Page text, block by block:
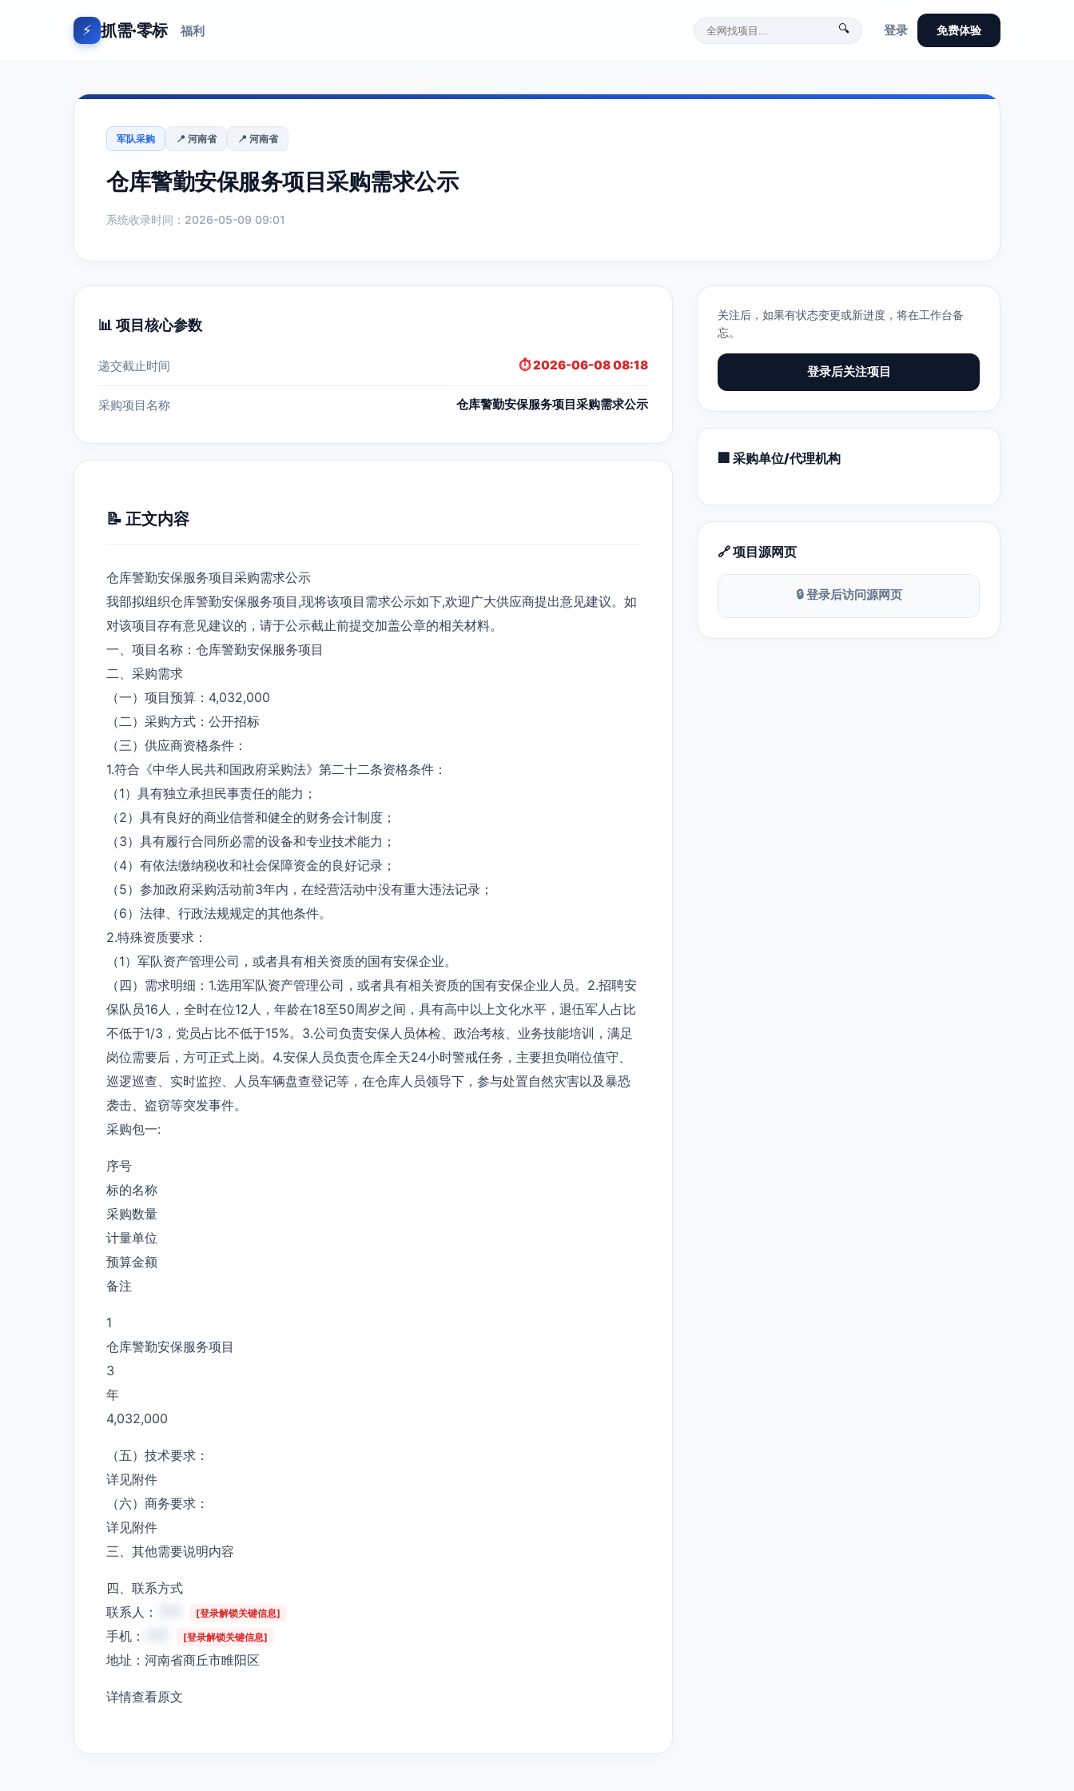
⚡ 抓需·零标 福利 🔍 登录 免费体验
军队采购 📍 河南省 📍 河南省
仓库警勤安保服务项目采购需求公示
系统收录时间：2026-05-09 09:01
📊 项目核心参数
递交截止时间 ⏱️ 2026-06-08 08:18
采购项目名称 仓库警勤安保服务项目采购需求公示
📝 正文内容
仓库警勤安保服务项目采购需求公示
我部拟组织仓库警勤安保服务项目,现将该项目需求公示如下,欢迎广大供应商提出意见建议。如
对该项目存有意见建议的，请于公示截止前提交加盖公章的相关材料。
一、项目名称：仓库警勤安保服务项目
二、采购需求
（一）项目预算：4,032,000
（二）采购方式：公开招标
（三）供应商资格条件：
1.符合《中华人民共和国政府采购法》第二十二条资格条件：
（1）具有独立承担民事责任的能力；
（2）具有良好的商业信誉和健全的财务会计制度；
（3）具有履行合同所必需的设备和专业技术能力；
（4）有依法缴纳税收和社会保障资金的良好记录；
（5）参加政府采购活动前3年内，在经营活动中没有重大违法记录；
（6）法律、行政法规规定的其他条件。
2.特殊资质要求：
（1）军队资产管理公司，或者具有相关资质的国有安保企业。
（四）需求明细：1.选用军队资产管理公司，或者具有相关资质的国有安保企业人员。2.招聘安
保队员16人，全时在位12人，年龄在18至50周岁之间，具有高中以上文化水平，退伍军人占比
不低于1/3，党员占比不低于15%。3.公司负责安保人员体检、政治考核、业务技能培训，满足
岗位需要后，方可正式上岗。4.安保人员负责仓库全天24小时警戒任务，主要担负哨位值守、
巡逻巡查、实时监控、人员车辆盘查登记等，在仓库人员领导下，参与处置自然灾害以及暴恐
袭击、盗窃等突发事件。
采购包一:
序号
标的名称
采购数量
计量单位
预算金额
备注
1
仓库警勤安保服务项目
3
年
4,032,000
（五）技术要求：
详见附件
（六）商务要求：
详见附件
三、其他需要说明内容
四、联系方式
联系人：
[登录解锁关键信息]
手机： [登录解锁关键信息]
地址：河南省商丘市睢阳区
详情查看原文
关注后，如果有状态变更或新进度，将在工作台备
忘。
登录后关注项目
🏢 采购单位/代理机构
🔗 项目源网页
🔒 登录后访问源网页